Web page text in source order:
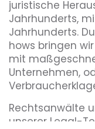
juristische
Jahrhunderts,
Jahrhunderts.
hows bringen
mit
Unternehmen,
Rechtsanwälte
unserer Legal-